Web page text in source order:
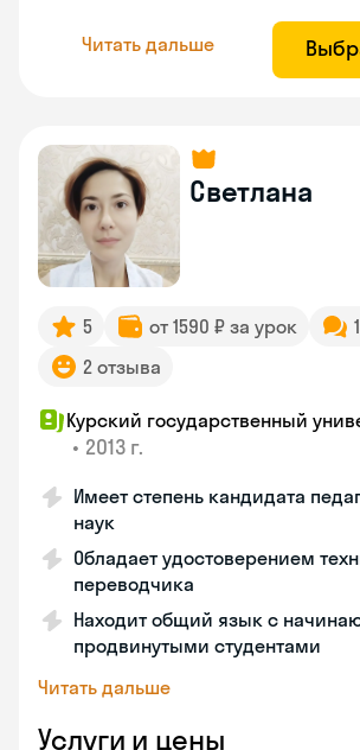
Читать дальше
Светлана
5 от 1590 ₽ за урок
2 отзыва
Курский государственный
• 2013 г.
Имеет степень кандидата
наук
Обладает удостоверением
переводчика
Находит общий язык с
продвинутыми студентами
Читать дальше
Услуги и цены